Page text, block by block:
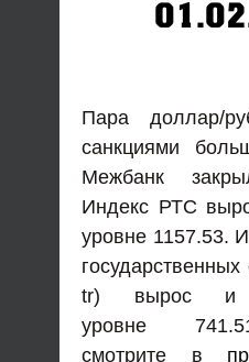
Пара доллар/
санкциями
Межбанк
Индекс РТС
уровне 1157.53.
tr) вырос и
уровне
смотрите в